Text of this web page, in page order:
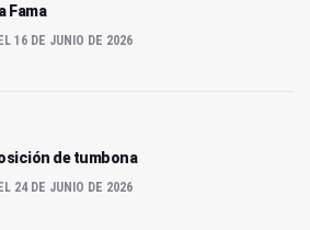
Fama
16 DE JUNIO DE 2026
de tumbona
24 DE JUNIO DE 2026